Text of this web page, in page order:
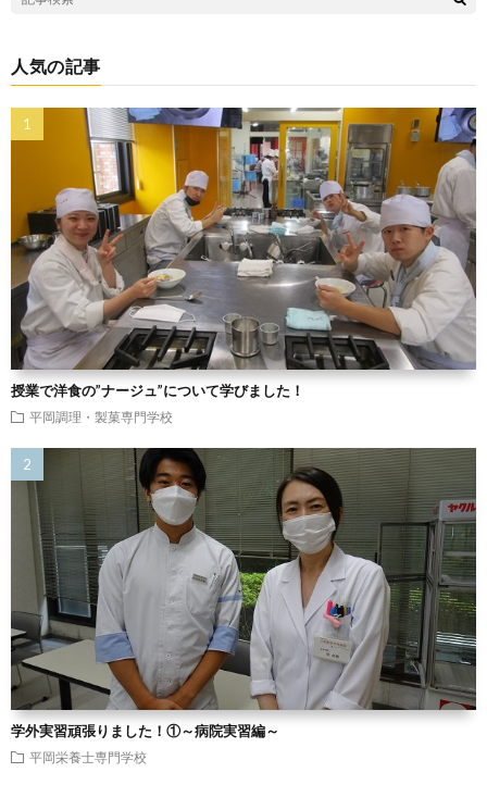
人気の記事
授業で洋食の”ナージュ”について学びました！
平岡調理・製菓専門学校
学外実習頑張りました！①～病院実習編～
平岡栄養士専門学校